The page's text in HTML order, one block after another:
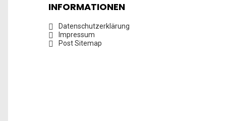
INFORMATIONEN
Datenschutzerklärung
Impressum
Post Sitemap